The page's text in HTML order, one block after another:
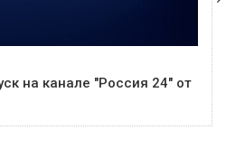
на канале "Россия 24" от